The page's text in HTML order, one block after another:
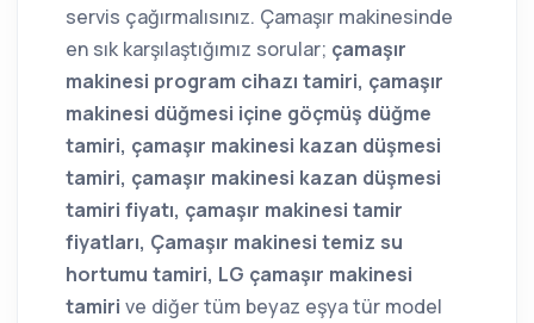
servis çağırmalısınız. Çamaşır makinesinde
en sık karşılaştığımız sorular; çamaşır
makinesi program cihazı tamiri, çamaşır
makinesi düğmesi içine göçmüş düğme
tamiri, çamaşır makinesi kazan düşmesi
tamiri, çamaşır makinesi kazan düşmesi
tamiri fiyatı, çamaşır makinesi tamir
fiyatları, Çamaşır makinesi temiz su
hortumu tamiri, LG çamaşır makinesi
tamiri ve diğer tüm beyaz eşya tür model